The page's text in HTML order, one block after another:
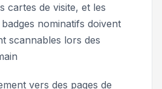
cartes de visite, et les
nominatifs doivent
scannables lors des
vers des pages de